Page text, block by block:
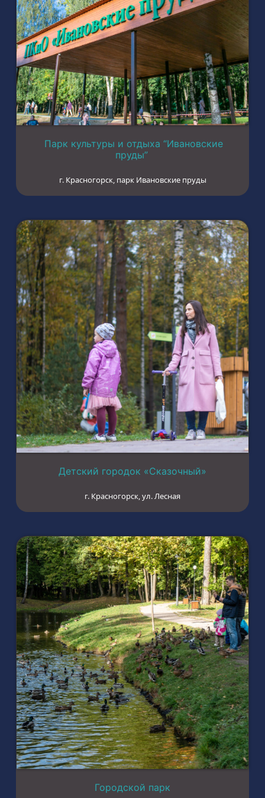
Парк культуры и отдыха “Ивановские
пруды”
г. Красногорск, парк Ивановские пруды
Детский городок «Сказочный»
г. Красногорск, ул. Лесная
Городской парк